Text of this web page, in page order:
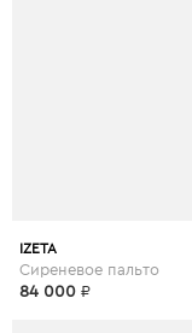
IZETA
Сиреневое пальто
84 000 ₽